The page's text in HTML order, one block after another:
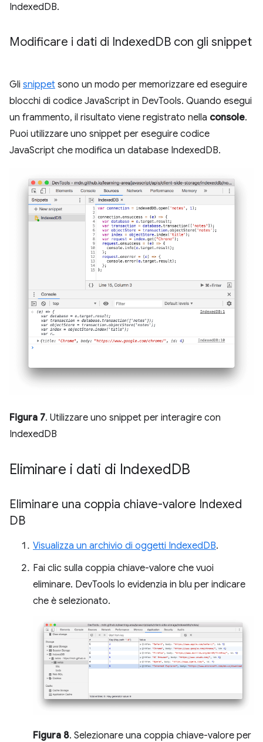
IndexedDB.
Modificare i dati di IndexedDB con gli snippet
Gli snippet sono un modo per memorizzare ed eseguire
blocchi di codice JavaScript in DevTools. Quando esegui
un frammento, il risultato viene registrato nella console.
Puoi utilizzare uno snippet per eseguire codice
JavaScript che modifica un database IndexedDB.
Figura 7. Utilizzare uno snippet per interagire con
IndexedDB
Eliminare i dati di IndexedDB
Eliminare una coppia chiave-valore Indexed
DB
Visualizza un archivio di oggetti IndexedDB.
Fai clic sulla coppia chiave-valore che vuoi
eliminare. DevTools lo evidenzia in blu per indicare
che è selezionato.
Figura 8. Selezionare una coppia chiave-valore per